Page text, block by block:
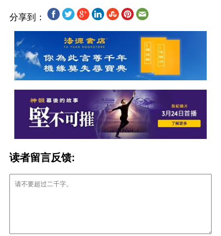
分享到：
读者留言反馈: